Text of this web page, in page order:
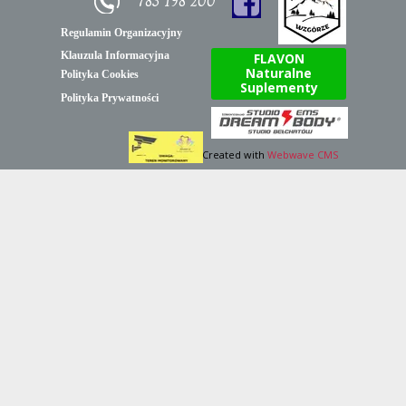
FLAVON
Naturalne
Suplementy
Created with Webwave CMS
Regulamin Organizacyjny
Klauzula Informacyjna
Polityka Cookies
Polityka Prywatności